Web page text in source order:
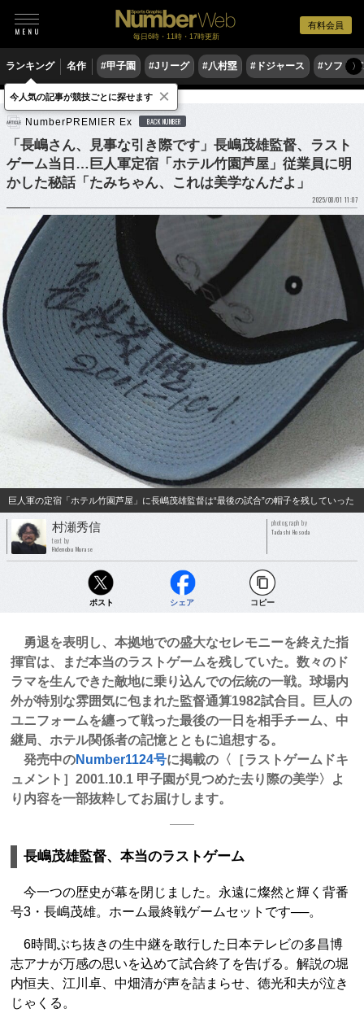
有料会員
毎日6時・11時・17時更新
ランキング 名作 #甲子園 #Jリーグ #八村塁 #ドジャース #ソフト〉
野球 プロ野球
NumberPREMIER Ex BACK NUMBER
「長嶋さん、見事な引き際です」長嶋茂雄監督、ラスト
ゲーム当日…巨人軍定宿「ホテル竹園芦屋」従業員に明
かした秘話「たみちゃん、これは美学なんだよ」
2025/08/01 11:07
巨人軍の定宿「ホテル竹園芦屋」に長嶋茂雄監督は“最後の試合”の帽子を残していった
村瀬秀信
text by
Hidenobu Murase
photograph by
Tadashi Hosoda
ポスト シェア コピー
勇退を表明し、本拠地での盛大なセレモニーを終えた指
揮官は、まだ本当のラストゲームを残していた。数々のド
ラマを生んできた敵地に乗り込んでの伝統の一戦。球場内
外が特別な雰囲気に包まれた監督通算1982試合目。巨人の
ユニフォームを纏って戦った最後の一日を相手チーム、中
継局、ホテル関係者の記憶とともに追想する。
発売中のNumber1124号に掲載の〈［ラストゲームドキ
ュメント］2001.10.1 甲子園が見つめた去り際の美学〉よ
り内容を一部抜粋してお届けします。
長嶋茂雄監督、本当のラストゲーム
今一つの歴史が幕を閉じました。永遠に燦然と輝く背番
号3・長嶋茂雄。ホーム最終戦ゲームセットです──。
6時間ぶち抜きの生中継を敢行した日本テレビの多昌博
志アナが万感の思いを込めて試合終了を告げる。解説の堀
内恒夫、江川卓、中畑清が声を詰まらせ、徳光和夫が泣き
じゃくる。
今人気の記事が競技ごとに探せます ×